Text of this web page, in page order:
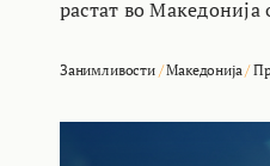
растат во Македонија
Занимливости/Македонија/